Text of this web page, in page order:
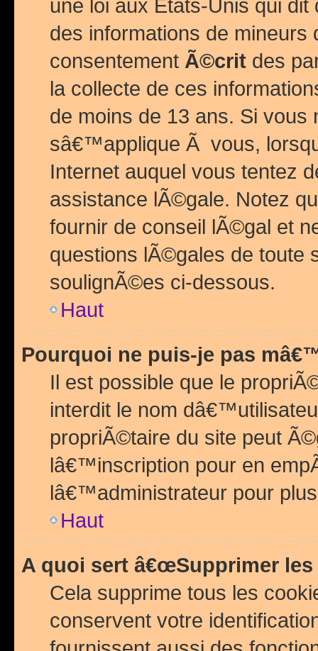
une loi aux Etats-Unis qui
des informations de mineurs
consentement Ã©crit des
la collecte de ces
de moins de 13 ans. Si
sâ€™applique Ã vous,
Internet auquel vous tentez
assistance lÃ©gale. Notez
fournir de conseil lÃ©gal et
questions lÃ©gales de
soulignÃ©es ci-dessous.
Haut
Pourquoi ne puis-je pas
Il est possible que le
interdit le nom
propriÃ©taire du site peut
lâ€™inscription pour en
lâ€™administrateur pour
Haut
A quoi sert â€œSupprimer les
Cela supprime tous les
conservent votre